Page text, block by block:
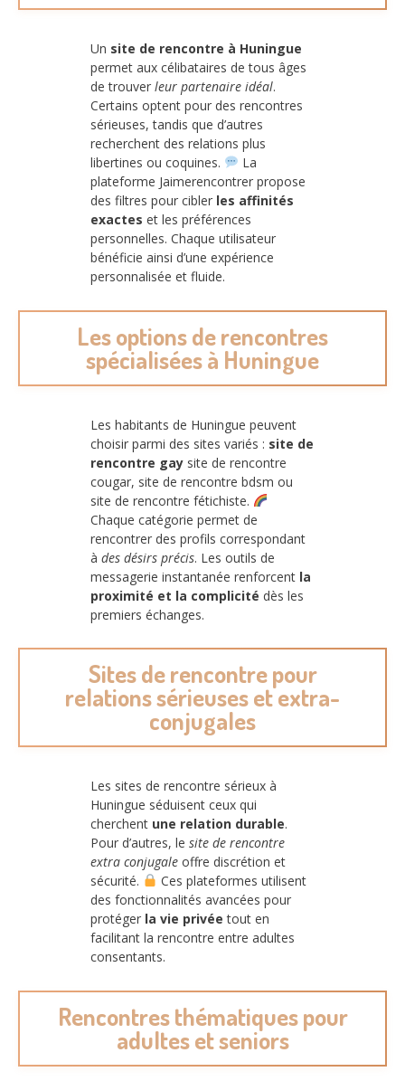
Un site de rencontre à Huningue
permet aux célibataires de tous âges
de trouver leur partenaire idéal.
Certains optent pour des rencontres
sérieuses, tandis que d’autres
recherchent des relations plus
libertines ou coquines.
La
plateforme Jaimerencontrer propose
des filtres pour cibler les affinités
exactes et les préférences
personnelles. Chaque utilisateur
bénéficie ainsi d’une expérience
personnalisée et fluide.
Les options de rencontres
spécialisées à Huningue
Les habitants de Huningue peuvent
choisir parmi des sites variés : site de
rencontre gay site de rencontre
cougar, site de rencontre bdsm ou
site de rencontre fétichiste.
Chaque catégorie permet de
rencontrer des profils correspondant
à des désirs précis. Les outils de
messagerie instantanée renforcent la
proximité et la complicité dès les
premiers échanges.
Sites de rencontre pour
relations sérieuses et extra-
conjugales
Les sites de rencontre sérieux à
Huningue séduisent ceux qui
cherchent une relation durable.
Pour d’autres, le site de rencontre
extra conjugale offre discrétion et
sécurité.
Ces plateformes utilisent
des fonctionnalités avancées pour
protéger la vie privée tout en
facilitant la rencontre entre adultes
consentants.
Rencontres thématiques pour
adultes et seniors